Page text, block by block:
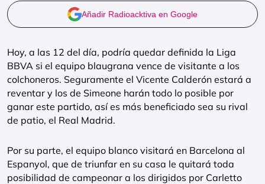
Añadir Radioacktiva en Google
Hoy, a las 12 del día, podría quedar definida la Liga
BBVA si el equipo blaugrana vence de visitante a los
colchoneros. Seguramente el Vicente Calderón estará a
reventar y los de Simeone harán todo lo posible por
ganar este partido, así es más beneficiado sea su rival
de patio, el Real Madrid.
Por su parte, el equipo blanco visitará en Barcelona al
Espanyol, que de triunfar en su casa le quitará toda
posibilidad de campeonar a los dirigidos por Carletto